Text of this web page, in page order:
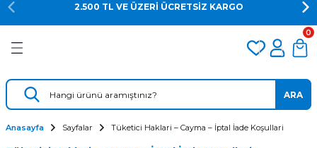
2.500 TL VE ÜZERİ ÜCRETSİZ KARGO
Dalış Regülatörü
Dalış Konsolu
ARA
0
Anasayfa Sayfalar Tüketici Haklari – Cayma – İptal İade Koşullari